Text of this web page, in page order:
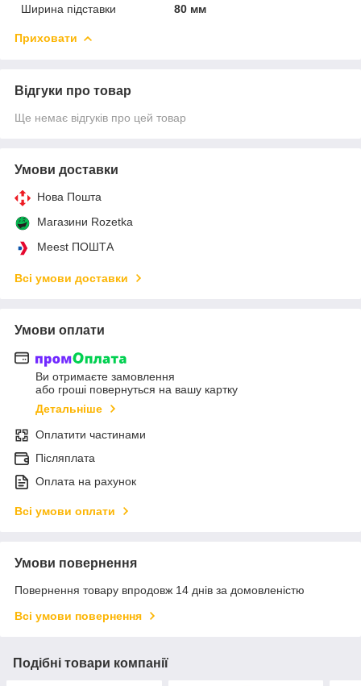
Ширина підставки
80 мм
Приховати
Відгуки про товар
Ще немає відгуків про цей товар
Умови доставки
Нова Пошта
Магазини Rozetka
Meest ПОШТА
Всі умови доставки
Умови оплати
Ви отримаєте замовлення
або гроші повернуться на вашу картку
Детальніше
Оплатити частинами
Післяплата
Оплата на рахунок
Всі умови оплати
Умови повернення
Повернення товару впродовж 14 днів за домовленістю
Всі умови повернення
Подібні товари компанії